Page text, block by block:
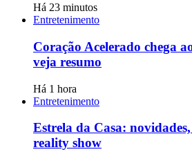
Há 23 minutos
Entretenimento
Coração Acelerado chega
veja resumo
Há 1 hora
Entretenimento
Estrela da Casa:
reality show